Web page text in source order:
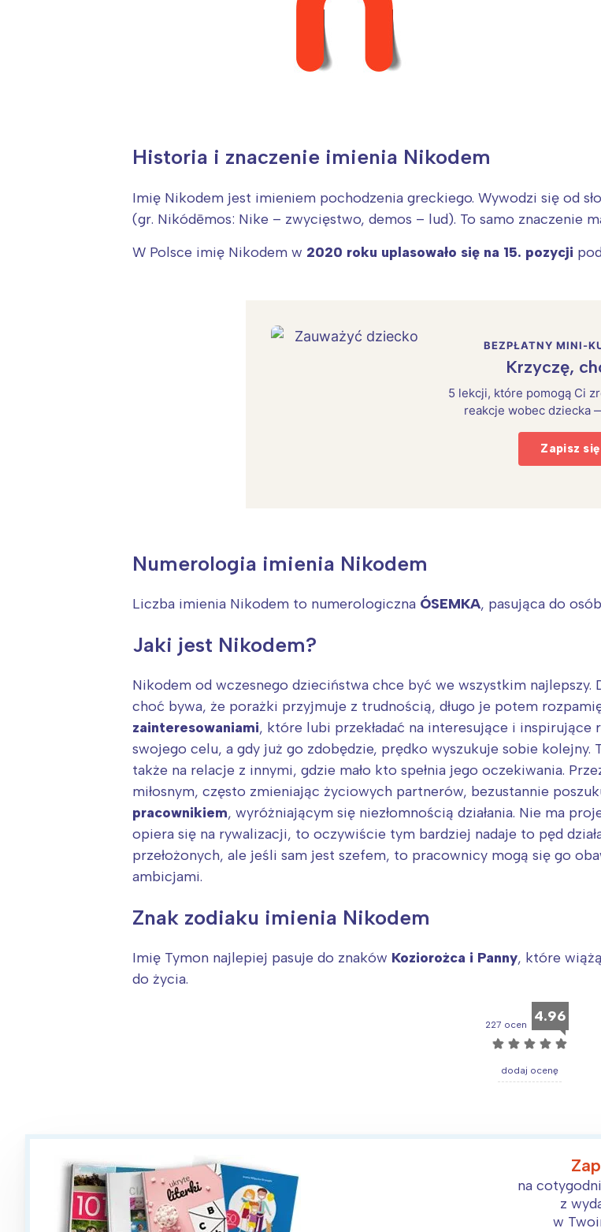
Historia i znaczenie imienia Nikodem
Imię Nikodem jest imieniem pochodzenia greckiego. Wywodzi się od
(gr. Nikódēmos: Nike – zwycięstwo, demos – lud). To samo znaczenie
W Polsce imię Nikodem w 2020 roku uplasowało się na 15. pozycji
BEZPŁATNY MINI-
Krzyczę,
5 lekcji, które pomogą Ci
reakcje wobec dziecka
Zapisz
Numerologia imienia Nikodem
Liczba imienia Nikodem to numerologiczna ÓSEMKA, pasująca do
Jaki jest Nikodem?
Nikodem od wczesnego dzieciństwa chce być we wszystkim
choć bywa, że porażki przyjmuje z trudnością, długo je potem
zainteresowaniami, które lubi przekładać na interesujące i inspirujące
swojego celu, a gdy już go zdobędzie, prędko wyszukuje sobie kolejny.
także na relacje z innymi, gdzie mało kto spełnia jego oczekiwania.
miłosnym, często zmieniając życiowych partnerów, bezustannie
pracownikiem, wyróżniającym się niezłomnością działania. Nie ma
opiera się na rywalizacji, to oczywiście tym bardziej nadaje to pęd
przełożonych, ale jeśli sam jest szefem, to pracownicy mogą się go
ambicjami.
Znak zodiaku imienia Nikodem
Imię Tymon najlepiej pasuje do znaków Koziorożca i Panny, które
do życia.
227 ocen 4.96
☆ ☆ ☆ ☆ ☆
dodaj ocenę
na
z
w
Interesują mnie wydarzenia
Warszawa
Łódź
Wrocław
Śląsk